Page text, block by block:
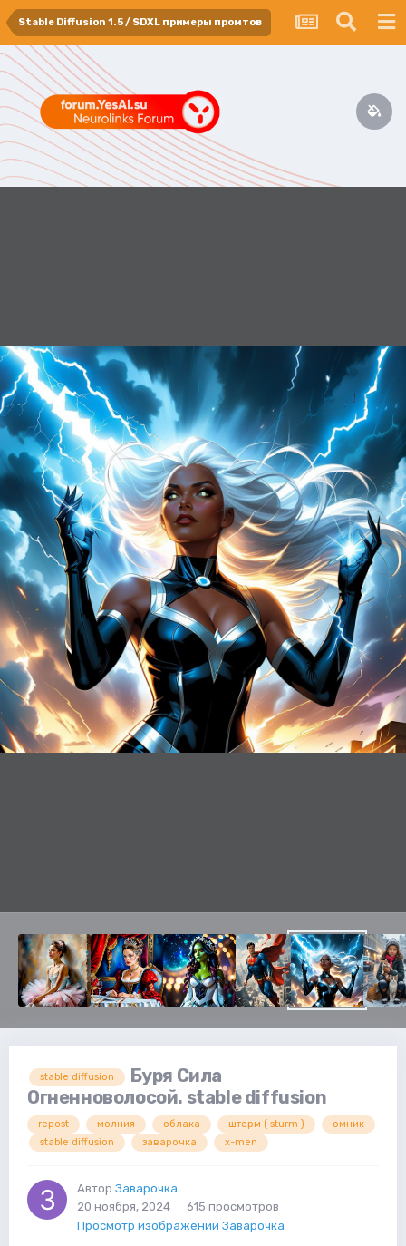
Stable Diffusion 1.5 / SDXL примеры промтов
stable diffusion
Буря Сила
Огненноволосой. stable diffusion
repost молния облака шторм ( sturm )
омник
stable diffusion
заварочка x-men
Автор Заварочка
20 ноября, 2024
615 просмотров
Просмотр изображений Заварочка